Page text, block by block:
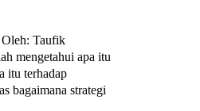
Oleh: Taufik
itu terhadap
bagaimana strategi